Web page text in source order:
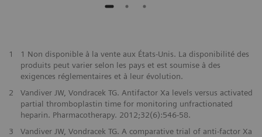
1
1 Non disponible à la vente aux États-Unis. La disponibilité des
produits peut varier selon les pays et est soumise à des
exigences réglementaires et à leur évolution.
2
Vandiver JW, Vondracek TG. Antifactor Xa levels versus activated
partial thromboplastin time for monitoring unfractionated
heparin. Pharmacotherapy. 2012;32(6):546-58.
3
Vandiver JW, Vondracek TG. A comparative trial of anti-factor Xa